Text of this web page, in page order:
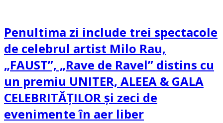
Penultima zi include trei spectacole
de celebrul artist Milo Rau,
„FAUST”, „Rave de Ravel” distins cu
un premiu UNITER, ALEEA & GALA
CELEBRITĂȚILOR și zeci de
evenimente în aer liber